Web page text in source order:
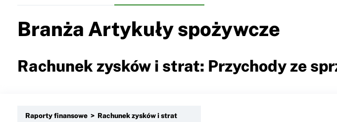
Branża Artykuły spożywcze
Rachunek zysków i strat: Przychody ze
Raporty finansowe > Rachunek zysków i strat